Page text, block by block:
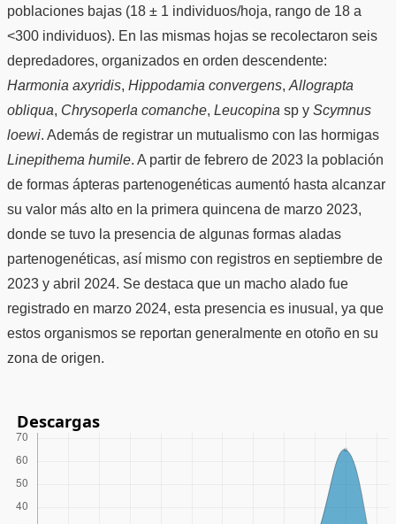
poblaciones bajas (18 ± 1 individuos/hoja, rango de 18 a
<300 individuos). En las mismas hojas se recolectaron seis
depredadores, organizados en orden descendente:
Harmonia axyridis, Hippodamia convergens, Allograpta
obliqua, Chrysoperla comanche, Leucopina sp y Scymnus
loewi. Además de registrar un mutualismo con las hormigas
Linepithema humile. A partir de febrero de 2023 la población
de formas ápteras partenogenéticas aumentó hasta alcanzar
su valor más alto en la primera quincena de marzo 2023,
donde se tuvo la presencia de algunas formas aladas
partenogenéticas, así mismo con registros en septiembre de
2023 y abril 2024. Se destaca que un macho alado fue
registrado en marzo 2024, esta presencia es inusual, ya que
estos organismos se reportan generalmente en otoño en su
zona de origen.
Descargas